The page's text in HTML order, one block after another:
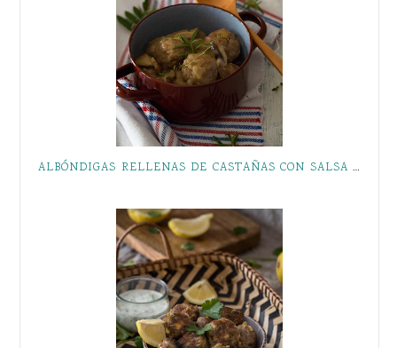
ALBÓNDIGAS RELLENAS DE CASTAÑAS CON SALSA DE SETAS